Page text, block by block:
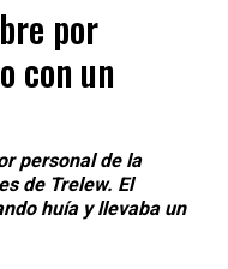
por
con un
personal de la
de Trelew. El
huía y llevaba un